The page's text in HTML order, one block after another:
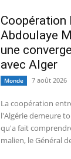
Coopération
Abdoulaye
une
avec Alger
Monde 7 août 2026
La coopération
l'Algérie demeure
qu'a fait
malien, le Général